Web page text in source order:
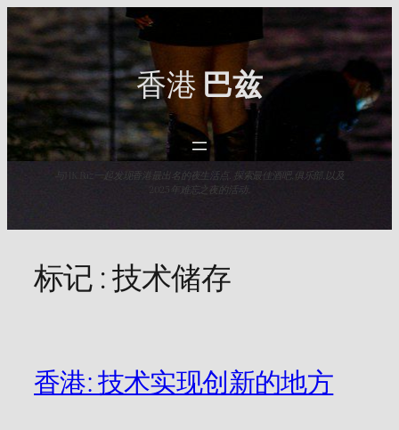
Skip
to
content
香港 巴兹
与HK Baz一起发现香港最出名的夜生活点. 探索最佳酒吧,俱乐部,以及
2025年难忘之夜的活动.
标记 :技术储存
香港: 技术实现创新的地方